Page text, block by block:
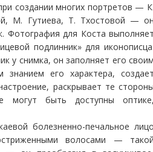
создании многих портретов —
М. Гутиева, Т. Тхостовой —
Фотография для Коста
подлинник» для
у снимка, он заполняет его
знанием его характера,
раскрывает те
могут быть доступны
болезненно-печальное
волосами —